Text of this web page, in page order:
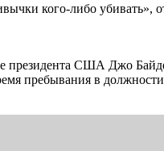
кого-либо
США Джо
пребывания в